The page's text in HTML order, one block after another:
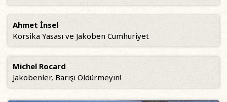
Ahmet İnsel
Korsika Yasası ve Jakoben Cumhuriyet
Michel Rocard
Jakobenler, Barışı Öldürmeyin!